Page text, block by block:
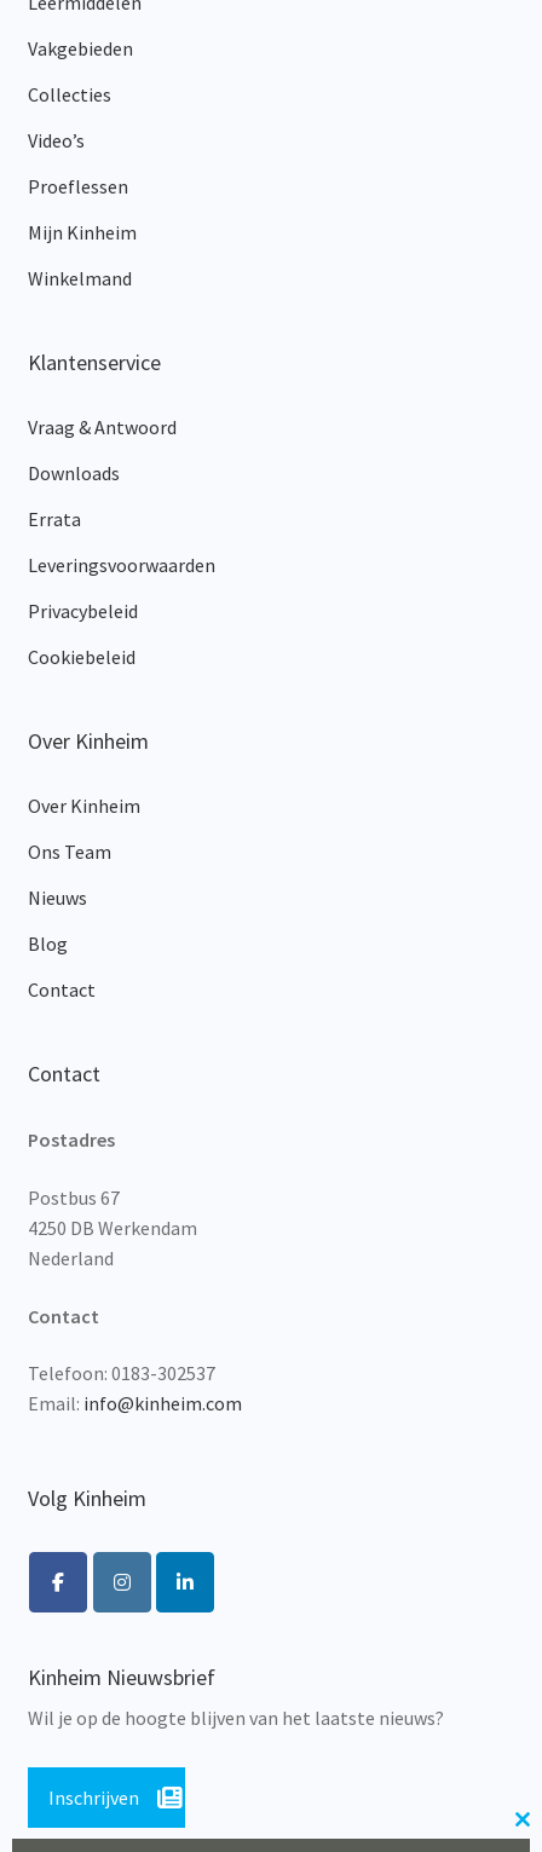
Vakgebieden
Collecties
Video’s
Proeflessen
Mijn Kinheim
Winkelmand
Klantenservice
Vraag & Antwoord
Downloads
Errata
Leveringsvoorwaarden
Privacybeleid
Cookiebeleid
Over Kinheim
Over Kinheim
Ons Team
Nieuws
Blog
Contact
Contact
Postadres
Postbus 67
4250 DB Werkendam
Nederland
Contact
Telefoon: 0183-302537
Email: info@kinheim.com
Volg Kinheim
Kinheim Nieuwsbrief
Wil je op de hoogte blijven van het laatste nieuws?
Inschrijven